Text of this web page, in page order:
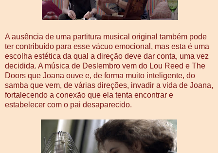
A ausência de uma partitura musical original também pode
ter contribuído para esse vácuo emocional, mas esta é uma
escolha estética da qual a direção deve dar conta, uma vez
decidida. A música de Deslembro vem do Lou Reed e The
Doors que Joana ouve e, de forma muito inteligente, do
samba que vem, de várias direções, invadir a vida de Joana,
fortalecendo a conexão que ela tenta encontrar e
estabelecer com o pai desaparecido.